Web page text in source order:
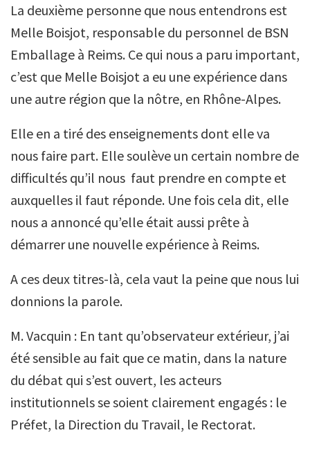
La deuxième personne que nous entendrons est
Melle Boisjot, responsable du personnel de BSN
Emballage à Reims. Ce qui nous a paru important,
c’est que Melle Boisjot a eu une expérience dans
une autre région que la nôtre, en Rhône-Alpes.
Elle en a tiré des enseignements dont elle va
nous faire part. Elle soulève un certain nombre de
difficultés qu’il nous faut prendre en compte et
auxquelles il faut réponde. Une fois cela dit, elle
nous a annoncé qu’elle était aussi prête à
démarrer une nouvelle expérience à Reims.
A ces deux titres-là, cela vaut la peine que nous lui
donnions la parole.
M. Vacquin : En tant qu’observateur extérieur, j’ai
été sensible au fait que ce matin, dans la nature
du débat qui s’est ouvert, les acteurs
institutionnels se soient clairement engagés : le
Préfet, la Direction du Travail, le Rectorat.